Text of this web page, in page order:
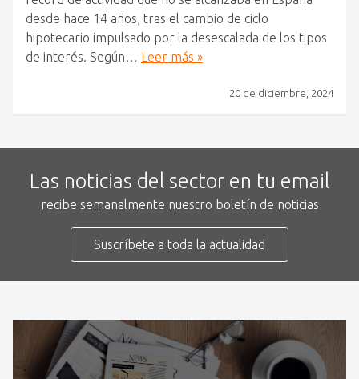
desde hace 14 años, tras el cambio de ciclo
hipotecario impulsado por la desescalada de los tipos
de interés. Según… Leer más »
20 de diciembre, 2024
Las noticias del sector en tu email
recibe semanalmente nuestro boletín de noticias
Suscríbete a toda la actualidad